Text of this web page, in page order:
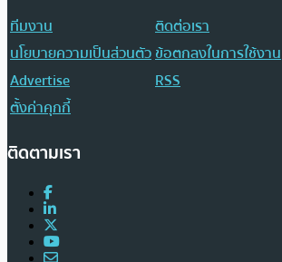
ทีมงาน
ติดต่อเรา
นโยบายความเป็นส่วนตัวข้อตกลงในการใช้งาน
Advertise
RSS
ตั้งค่าคุกกี้
ติดตามเรา